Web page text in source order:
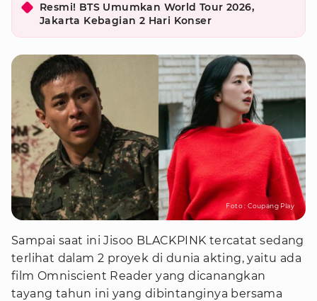
Resmi! BTS Umumkan World Tour 2026,
Jakarta Kebagian 2 Hari Konser
Foto : Coupang Play
Sampai saat ini Jisoo BLACKPINK tercatat sedang
terlihat dalam 2 proyek di dunia akting, yaitu ada
film Omniscient Reader yang dicanangkan
tayang tahun ini yang dibintanginya bersama